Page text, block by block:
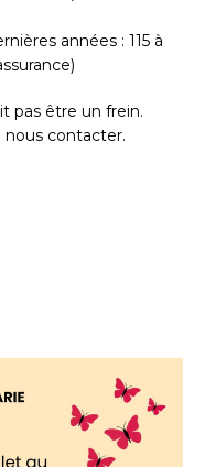
années : 115 à
pas être un frein.
nous contacter.